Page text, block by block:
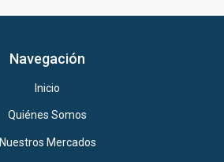
Navegación
Inicio
Quiénes Somos
Nuestros Mercados